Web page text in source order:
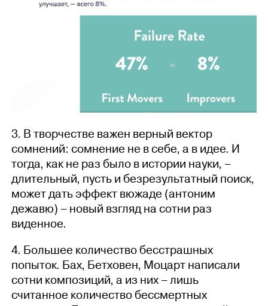
3. В творчестве важен верный вектор
сомнений: сомнение не в себе, а в идее. И
тогда, как не раз было в истории науки, –
длительный, пусть и безрезультатный поиск,
может дать эффект вюжаде (антоним
дежавю) – новый взгляд на сотни раз
виденное.
4. Большее количество бесстрашных
попыток. Бах, Бетховен, Моцарт написали
сотни композиций, а из них – лишь
считанное количество бессмертных